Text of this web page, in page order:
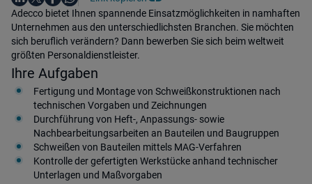
Teile diesen JobAuf WhatsApp teilen
Einleitung
Adecco bietet Ihnen spannende Einsatzmöglichkeiten in namhaften
Unternehmen aus den unterschiedlichsten Branchen. Sie möchten
sich beruflich verändern? Dann bewerben Sie sich beim weltweit
größten Personaldienstleister.
Ihre Aufgaben
Fertigung und Montage von Schweißkonstruktionen nach
technischen Vorgaben und Zeichnungen
Durchführung von Heft-, Anpassungs- sowie
Nachbearbeitungsarbeiten an Bauteilen und Baugruppen
Schweißen von Bauteilen mittels MAG-Verfahren
Kontrolle der gefertigten Werkstücke anhand technischer
Unterlagen und Maßvorgaben